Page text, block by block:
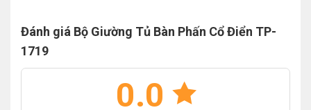
Đánh giá Bộ Giường Tủ Bàn Phấn Cổ Điển TP-
1719
0.0